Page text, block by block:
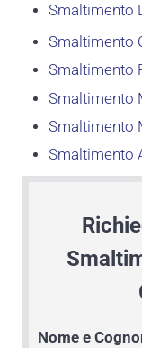
Smaltimento
Smaltimento
Smaltimento
Smaltimento
Smaltimento
Smaltimento
Nome e